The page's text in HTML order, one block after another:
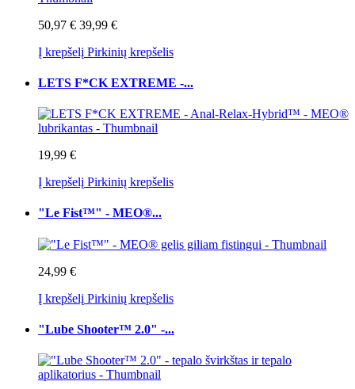
50,97 € 39,99 €
Į krepšelį Pirkinių krepšelis
LETS F*CK EXTREME -...
19,99 €
Į krepšelį Pirkinių krepšelis
"Le Fist™" - MEO®...
24,99 €
Į krepšelį Pirkinių krepšelis
"Lube Shooter™ 2.0" -...